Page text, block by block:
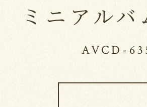
ミニアル
AVCD-